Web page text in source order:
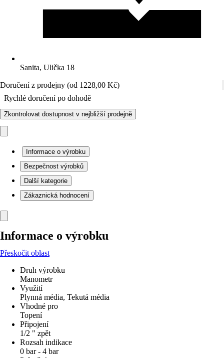
Sanita, Ulička 18
Doručení z prodejny (od 1228,00 Kč)
Rychlé doručení po dohodě
Zkontrolovat dostupnost v nejbližší prodejně
Informace o výrobku
Bezpečnost výrobků
Další kategorie
Zákaznická hodnocení
Informace o výrobku
Přeskočit oblast
Druh výrobku
Manometr
Využití
Plynná média, Tekutá média
Vhodné pro
Topení
Připojení
1/2 " zpět
Rozsah indikace
0 bar - 4 bar